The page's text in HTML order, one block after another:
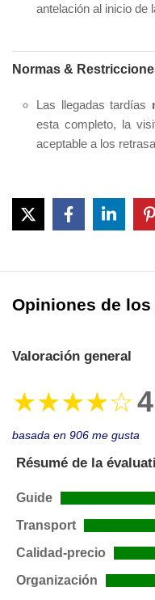
antelación al inicio de
Normas &
Las llegadas tardías
esta completo, la
aceptable a los
Opiniones de
Valoración general
★★★★☆
basada en 906 me gusta
Résumé de la
Guide
Transport
Calidad-precio
Organización